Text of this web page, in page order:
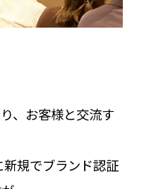
、お客様と交流す
規でブランド認証